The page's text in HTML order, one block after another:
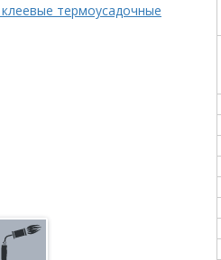
термоусадочные